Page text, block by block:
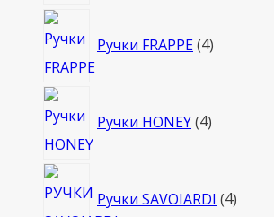
Ручки FRAPPE 4товара
Ручки HONEY 4товара
Ручки SAVOIARDI 4товара